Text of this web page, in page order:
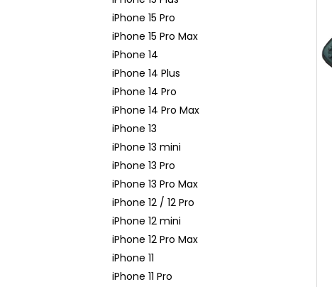
iPhone 15 Pro
iPhone 15 Pro Max
iPhone 14
iPhone 14 Plus
iPhone 14 Pro
iPhone 14 Pro Max
iPhone 13
iPhone 13 mini
iPhone 13 Pro
iPhone 13 Pro Max
iPhone 12 / 12 Pro
iPhone 12 mini
iPhone 12 Pro Max
iPhone 11
iPhone 11 Pro
kd
u